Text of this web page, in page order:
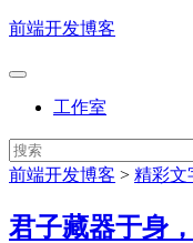
前端开发博客
工作室
前端开发博客 > 精彩文
君子藏器于身